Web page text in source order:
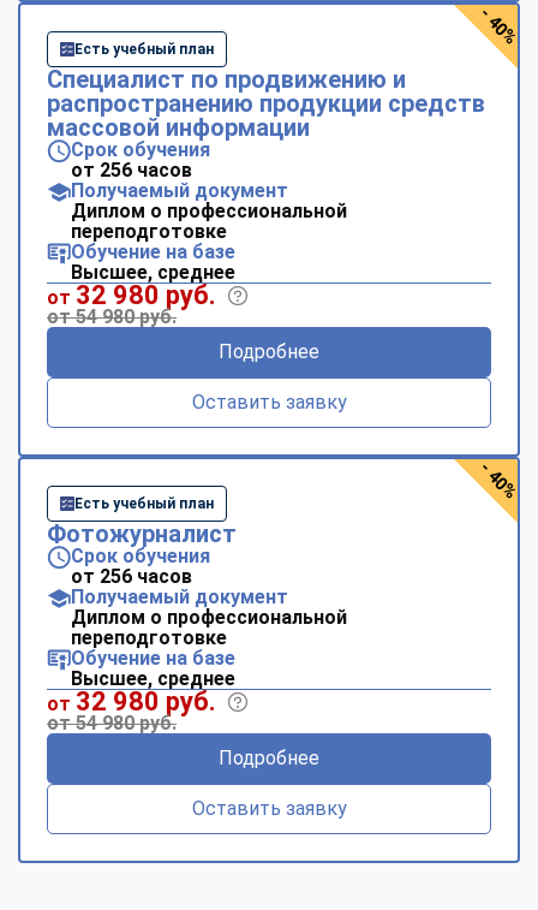
Есть учебный план
Специалист по продвижению и
распространению продукции средств
массовой информации
Срок обучения
от 256 часов
Получаемый документ
Диплом о профессиональной
переподготовке
Обучение на базе
Высшее, среднее
от 32 980 руб.
от 54 980 руб.
Подробнее
Оставить заявку
- 40%
Есть учебный план
Фотожурналист
Срок обучения
от 256 часов
Получаемый документ
Диплом о профессиональной
переподготовке
Обучение на базе
Высшее, среднее
от 32 980 руб.
от 54 980 руб.
Подробнее
Оставить заявку
- 40%